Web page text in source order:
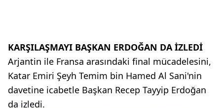
KARŞILAŞMAYI BAŞKAN ERDOĞAN DA İZLEDİ
Arjantin ile Fransa arasındaki final mücadelesini,
Katar Emiri Şeyh Temim bin Hamed Al Sani'nin
davetine icabetle Başkan Recep Tayyip Erdoğan
da izledi.